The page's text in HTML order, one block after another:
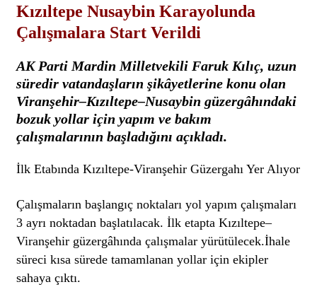
Kızıltepe Nusaybin Karayolunda
Çalışmalara Start Verildi
AK Parti Mardin Milletvekili Faruk Kılıç, uzun
süredir vatandaşların şikâyetlerine konu olan
Viranşehir–Kızıltepe–Nusaybin güzergâhındaki
bozuk yollar için yapım ve bakım
çalışmalarının başladığını açıkladı.
İlk Etabında Kızıltepe-Viranşehir Güzergahı Yer Alıyor
Çalışmaların başlangıç noktaları yol yapım çalışmaları
3 ayrı noktadan başlatılacak. İlk etapta Kızıltepe–
Viranşehir güzergâhında çalışmalar yürütülecek.İhale
süreci kısa sürede tamamlanan yollar için ekipler
sahaya çıktı.